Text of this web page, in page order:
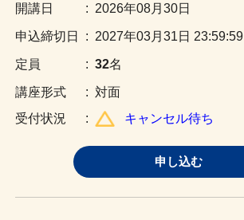
: 2026年08月30日
: 2027年03月31日 23:59:59
: 32名
: 対面
:
キャンセル待ち
申し込む